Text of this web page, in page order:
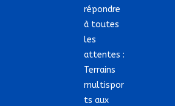
répondre
à toutes
les
attentes :
Terrains
multispor
ts aux